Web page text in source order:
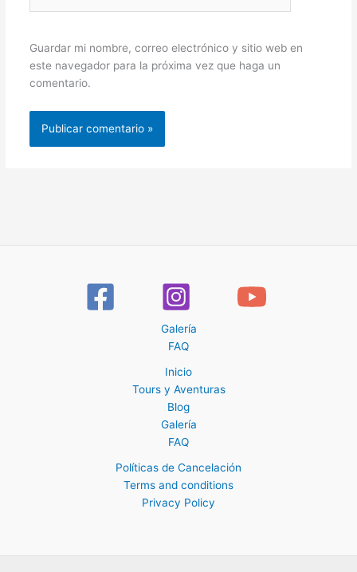
Guardar mi nombre, correo electrónico y sitio web en
este navegador para la próxima vez que haga un
comentario.
Galería
FAQ
Inicio
Tours y Aventuras
Blog
Galería
FAQ
Políticas de Cancelación
Terms and conditions
Privacy Policy